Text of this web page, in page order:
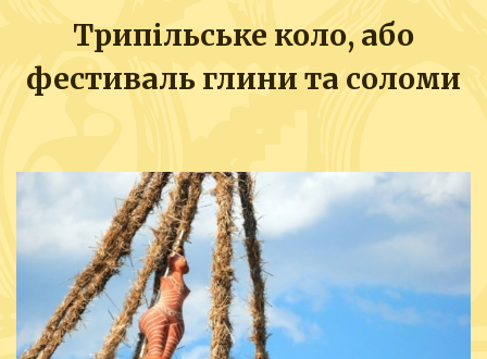
Трипільське коло, або
фестиваль глини та соломи